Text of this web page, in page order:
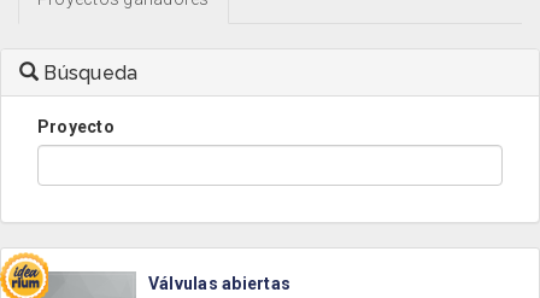
Búsqueda
Proyecto
Válvulas abiertas